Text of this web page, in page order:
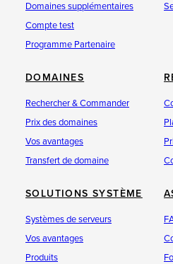
Domaines supplémentaires
Compte test
Programme Partenaire
DOMAINES
Rechercher & Commander
Prix des domaines
Vos avantages
Transfert de domaine
SOLUTIONS SYSTÈME
Systèmes de serveurs
Vos avantages
Produits